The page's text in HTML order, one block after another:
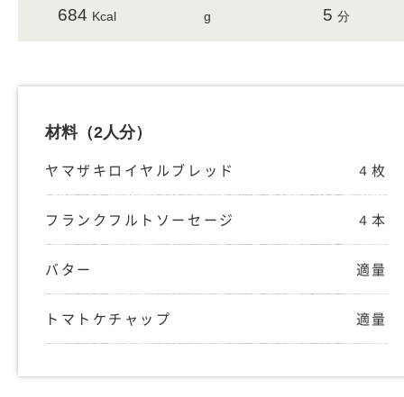
684 Kcal g 5 分
材料（2人分）
ヤマザキロイヤルブレッド ４枚
フランクフルトソーセージ ４本
バター 適量
トマトケチャップ 適量